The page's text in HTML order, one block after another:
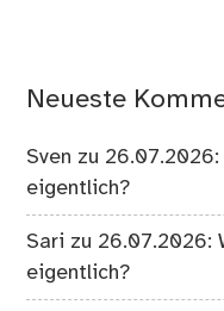
Neueste
Sven zu 26.07.2026:
eigentlich?
Sari zu 26.07.2026:
eigentlich?